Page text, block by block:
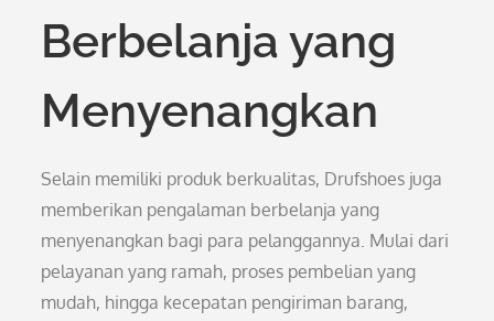
Berbelanja yang
Menyenangkan
Selain memiliki produk berkualitas, Drufshoes juga
memberikan pengalaman berbelanja yang
menyenangkan bagi para pelanggannya. Mulai dari
pelayanan yang ramah, proses pembelian yang
mudah, hingga kecepatan pengiriman barang,